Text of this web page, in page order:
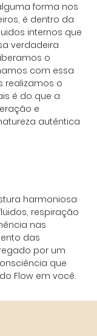
forma nos
é dentro da
internos que
verdadeira
o
com essa
realizamos o
é do que a
e
autêntica
harmoniosa
respiração
nas
das
por um
que
Flow em você.